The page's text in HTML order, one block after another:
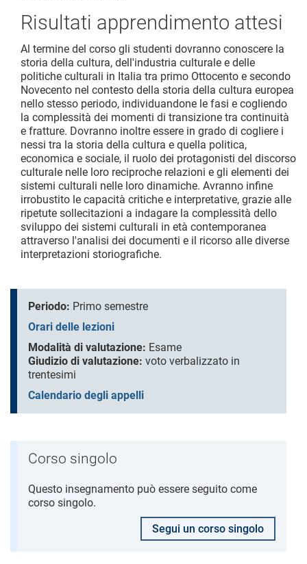
Risultati apprendimento attesi
Al termine del corso gli studenti dovranno conoscere la
storia della cultura, dell'industria culturale e delle
politiche culturali in Italia tra primo Ottocento e secondo
Novecento nel contesto della storia della cultura europea
nello stesso periodo, individuandone le fasi e cogliendo
la complessità dei momenti di transizione tra continuità
e fratture. Dovranno inoltre essere in grado di cogliere i
nessi tra la storia della cultura e quella politica,
economica e sociale, il ruolo dei protagonisti del discorso
culturale nelle loro reciproche relazioni e gli elementi dei
sistemi culturali nelle loro dinamiche. Avranno infine
irrobustito le capacità critiche e interpretative, grazie alle
ripetute sollecitazioni a indagare la complessità dello
sviluppo dei sistemi culturali in età contemporanea
attraverso l'analisi dei documenti e il ricorso alle diverse
interpretazioni storiografiche.
Periodo: Primo semestre
Orari delle lezioni
Modalità di valutazione: Esame
Giudizio di valutazione: voto verbalizzato in
trentesimi
Calendario degli appelli
Corso singolo
Questo insegnamento può essere seguito come
corso singolo.
Segui un corso singolo